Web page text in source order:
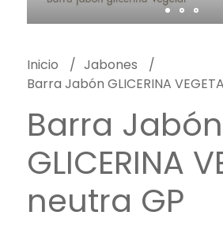
Inicio
Jabones
Barra Jabón GLICERINA
Barra Jabón
GLICERINA
neutra GP